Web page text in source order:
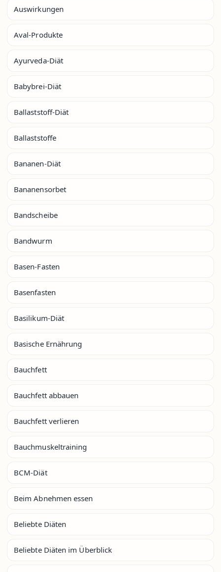
Auswirkungen
Aval-Produkte
Ayurveda-Diät
Babybrei-Diät
Ballaststoff-Diät
Ballaststoffe
Bananen-Diät
Bananensorbet
Bandscheibe
Bandwurm
Basen-Fasten
Basenfasten
Basilikum-Diät
Basische Ernährung
Bauchfett
Bauchfett abbauen
Bauchfett verlieren
Bauchmuskeltraining
BCM-Diät
Beim Abnehmen essen
Beliebte Diäten
Beliebte Diäten im Überblick